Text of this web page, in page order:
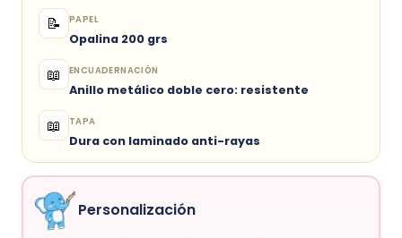
📝 PAPEL
Opalina 200 grs
📖 ENCUADERNACIÓN
Anillo metálico doble cero: resistente
📖 TAPA
Dura con laminado anti-rayas
Personalización